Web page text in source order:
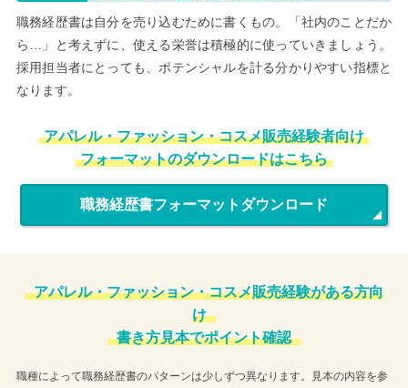
職務経歴書は自分を売り込むために書くもの。「社内のことだか
ら…」と考えずに、使える栄誉は積極的に使っていきましょう。
採用担当者にとっても、ポテンシャルを計る分かりやすい指標と
なります。
アパレル・ファッション・コスメ販売経験者向け
フォーマットのダウンロードはこちら
職務経歴書フォーマットダウンロード
アパレル・ファッション・コスメ販売経験がある方向
け
書き方見本でポイント確認
職種によって職務経歴書のパターンは少しずつ異なります。見本の内容を参